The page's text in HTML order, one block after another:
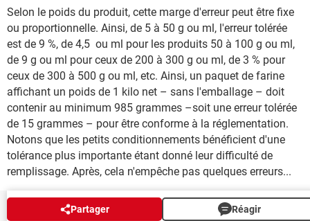
Selon le poids du produit, cette marge d'erreur peut être fixe
ou proportionnelle. Ainsi, de 5 à 50 g ou ml, l'erreur tolérée
est de 9 %, de 4,5 ou ml pour les produits 50 à 100 g ou ml,
de 9 g ou ml pour ceux de 200 à 300 g ou ml, de 3 % pour
ceux de 300 à 500 g ou ml, etc. Ainsi, un paquet de farine
affichant un poids de 1 kilo net – sans l'emballage – doit
contenir au minimum 985 grammes –soit une erreur tolérée
de 15 grammes – pour être conforme à la réglementation.
Notons que les petits conditionnements bénéficient d'une
tolérance plus importante étant donné leur difficulté de
remplissage. Après, cela n'empêche pas quelques erreurs...
Partager Réagir